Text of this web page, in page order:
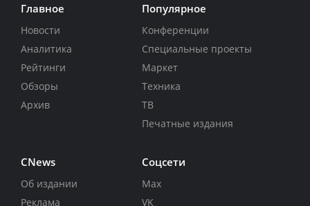
Главное
Новости
Аналитика
Рейтинги
Обзоры
Архив
Популярное
Конференции
Специальные проекты
Маркет
Техника
ТВ
Печатные издания
CNews
Об издании
Реклама
Соцсети
Max
VK